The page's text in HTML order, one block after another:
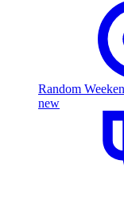
Random
new